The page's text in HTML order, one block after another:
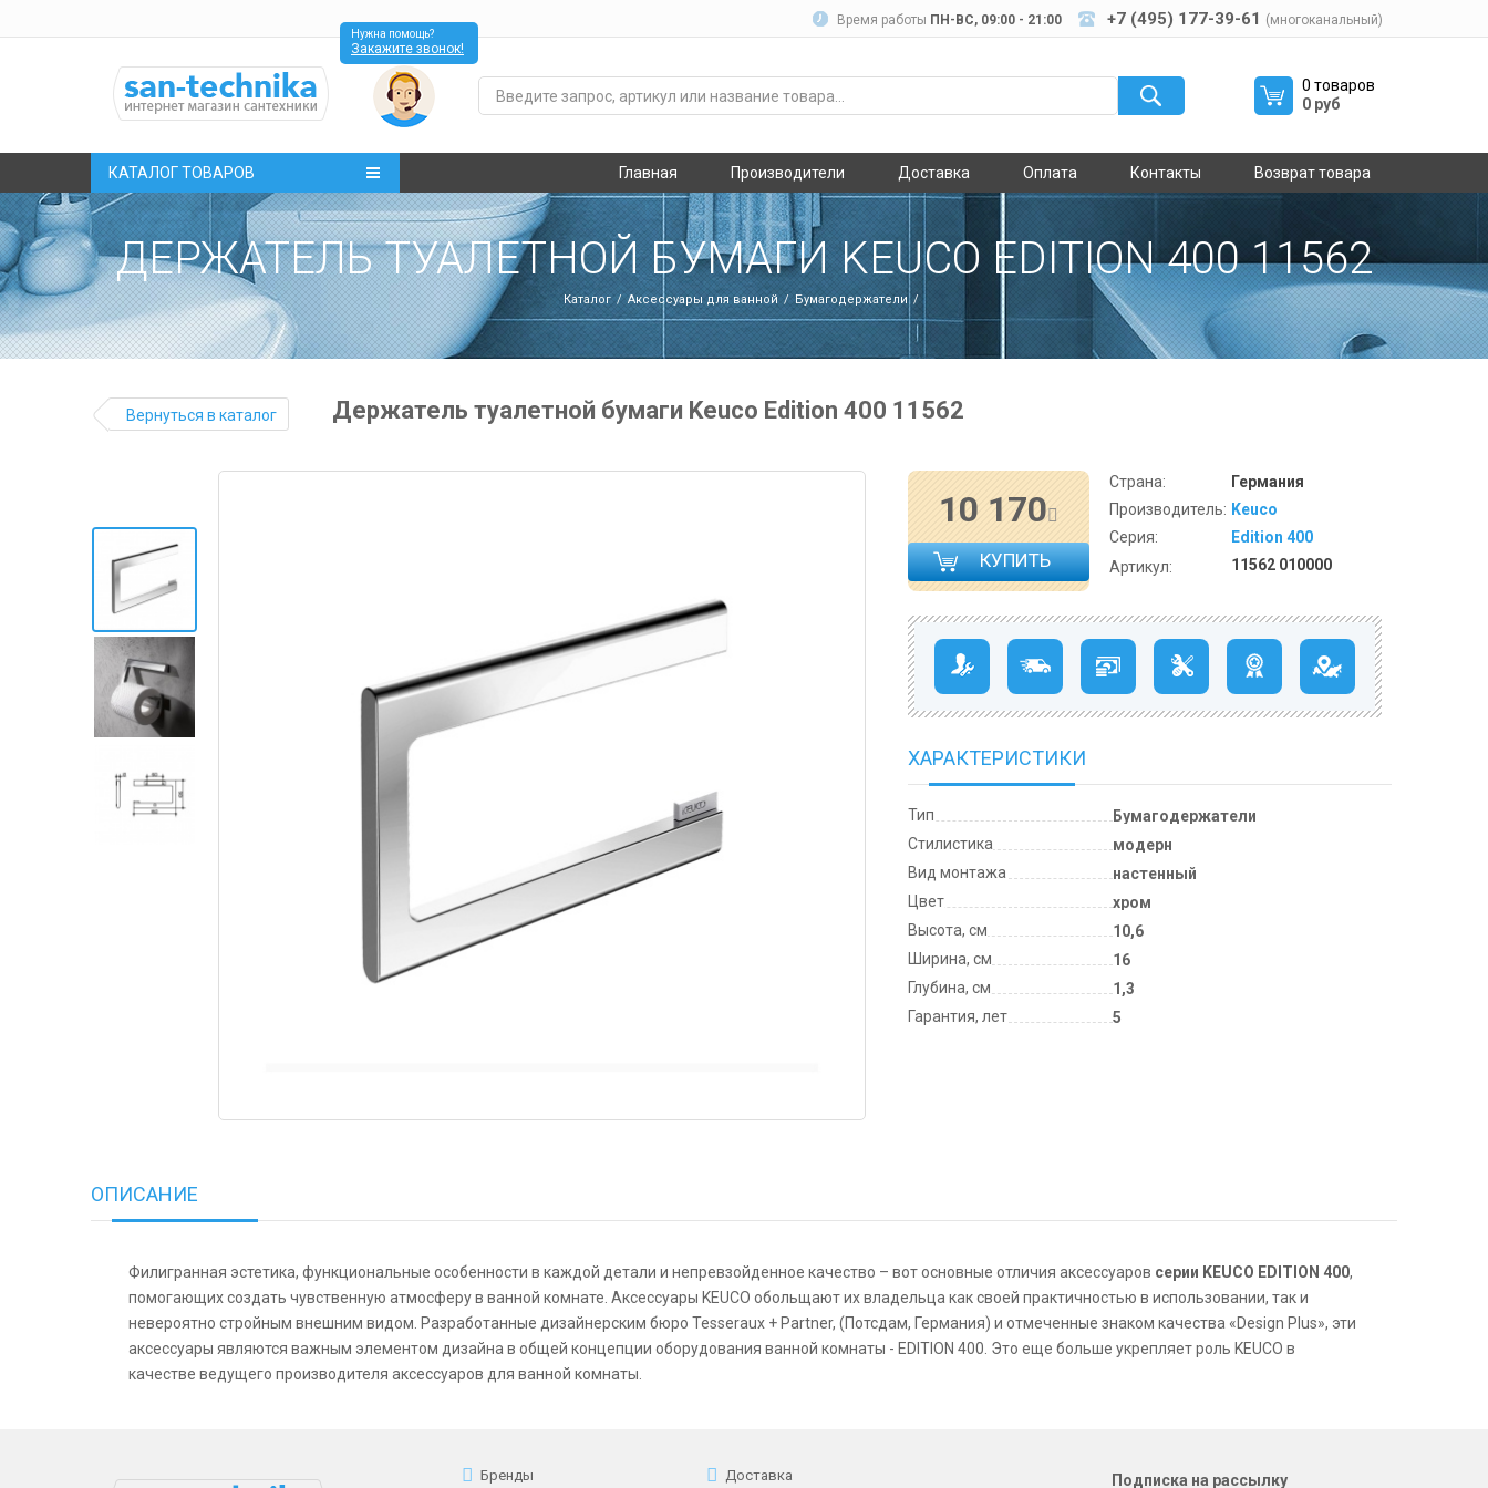
Время работы ПН-ВC, 09:00 - 21:00 +7 (495) 177-39-61 (многоканальный)
Нужна помощь?
Закажите звонок!
0 товаров
0 руб
КАТАЛОГ ТОВАРОВ Главная Производители Доставка Оплата Контакты Возврат товара
ДЕРЖАТЕЛЬ ТУАЛЕТНОЙ БУМАГИ KEUCO EDITION 400 11562
Каталог Аксессуары для ванной Бумагодержатели
Вернуться в каталог Держатель туалетной бумаги Keuco Edition 400 11562
10 170
КУПИТЬ
Страна:
Германия
Производитель: Keuco
Серия:
Edition 400
Артикул:
11562 010000
ХАРАКТЕРИСТИКИ
Тип
Бумагодержатели
Cтилистика
модерн
Вид монтажа
настенный
Цвет
хром
Высота, см
10,6
Ширина, см
16
Глубина, см
1,3
Гарантия, лет
5
ОПИСАНИЕ
Филигранная эстетика, функциональные особенности в каждой детали и непревзойденное качество – вот основные отличия аксессуаров серии KEUCO EDITION 400,
помогающих создать чувственную атмосферу в ванной комнате. Аксессуары KEUCO обольщают их владельца как своей практичностью в использовании, так и
невероятно стройным внешним видом. Разработанные дизайнерским бюро Tesseraux + Partner, (Потсдам, Германия) и отмеченные знаком качества «Design Plus», эти
аксессуары являются важным элементом дизайна в общей концепции оборудования ванной комнаты - EDITION 400 . Это еще больше укрепляет роль KEUCO в
качестве ведущего производителя аксессуаров для ванной комнаты.
Бренды Доставка Подписка на рассылку